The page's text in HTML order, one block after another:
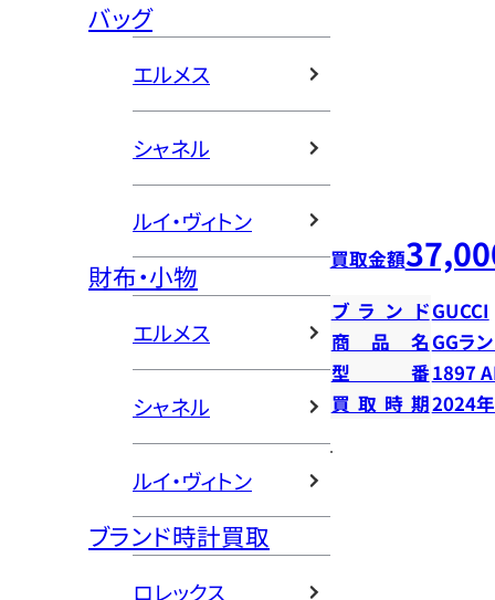
バッグ
エルメス
シャネル
ルイ・ヴィトン
財布・小物
エルメス
シャネル
ルイ・ヴィトン
ブランド時計買取
ロレックス
買取金額
ブランドGUCCI
商品名 GGラ
型番1897
買取時期2024